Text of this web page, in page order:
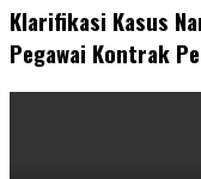
Klarifikasi Kasus
Pegawai Kontrak